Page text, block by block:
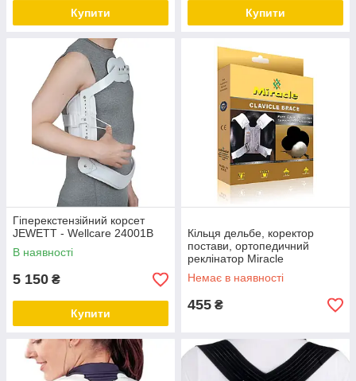
Купити Купити
Гіперекстензійний корсет
JEWETT - Wellcare 24001В
В наявності
5 150 ₴
Купити
Кільця дельбе, коректор
постави, ортопедичний
реклінатор Miracle
Немає в наявності
455 ₴